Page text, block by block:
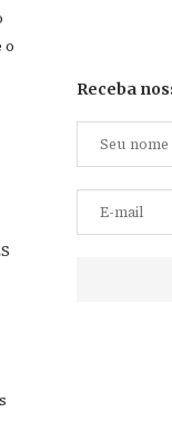
o
Receba